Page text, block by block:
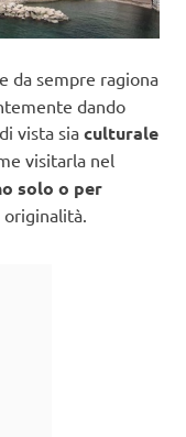
da sempre ragiona
dando
vista sia culturale
visitarla nel
solo o per
originalità.